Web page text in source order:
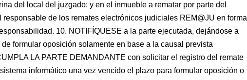
del local del juzgado; y en el inmueble a rematar por parte del
de los remates electrónicos judiciales REM@JU en forma
10. NOTIFÍQUESE a la parte ejecutada, dejándose a
formular oposición solamente en base a la causal prevista
LA PARTE DEMANDANTE con solicitar el registro del remate
informático una vez vencido el plazo para formular oposición o